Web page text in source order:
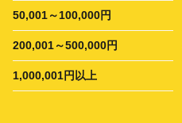
50,001～100,000円
200,001～500,000円
1,000,001円以上